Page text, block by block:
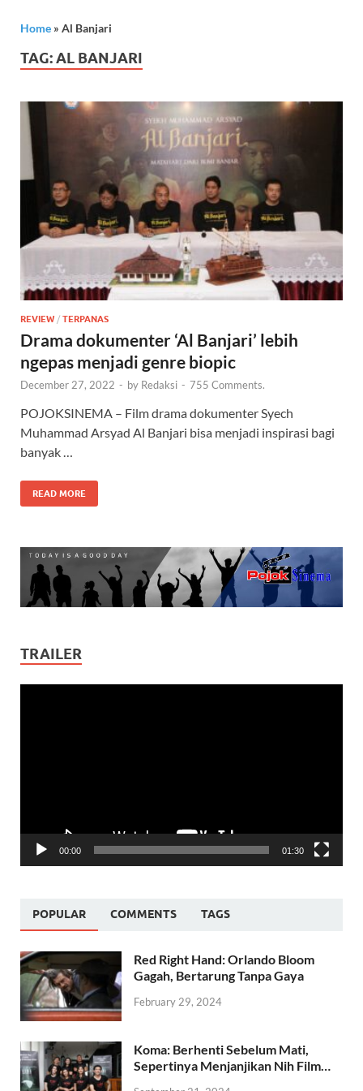
Home » Al Banjari
TAG:AL BANJARI
REVIEW / TERPANAS
Drama dokumenter ‘Al Banjari’ lebih
ngepas menjadi genre biopic
December 27, 2022 - by Redaksi - 755 Comments.
POJOKSINEMA – Film drama dokumenter Syech
Muhammad Arsyad Al Banjari bisa menjadi inspirasi bagi
banyak …
READ MORE
TRAILER
00:00 01:30
POPULAR COMMENTS TAGS
Red Right Hand: Orlando Bloom
Gagah, Bertarung Tanpa Gaya
February 29, 2024
Koma: Berhenti Sebelum Mati,
Sepertinya Menjanjikan Nih Film…